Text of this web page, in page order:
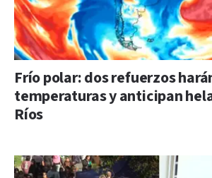
Frío polar: dos refuerzos
temperaturas y anticipan
Ríos